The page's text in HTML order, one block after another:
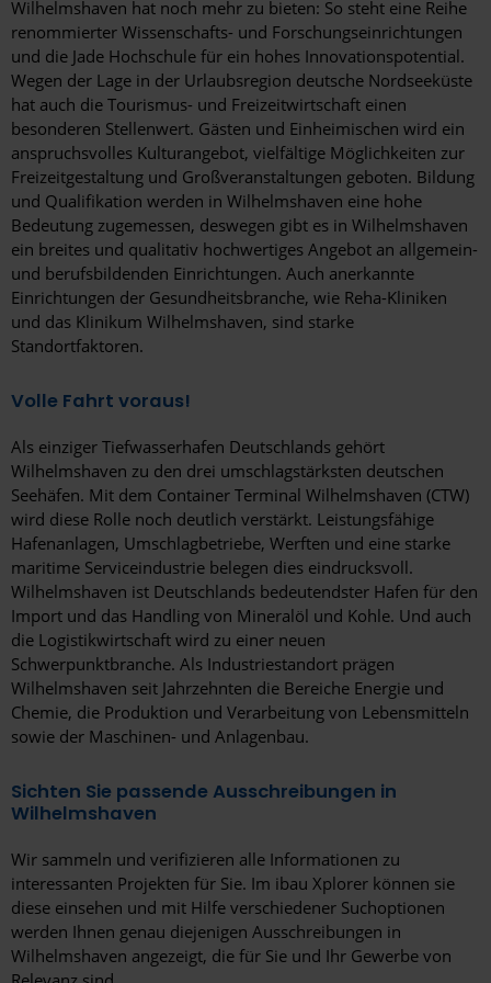
Wilhelmshaven hat noch mehr zu bieten: So steht eine Reihe
renommierter Wissenschafts- und Forschungseinrichtungen
und die Jade Hochschule für ein hohes Innovationspotential.
Wegen der Lage in der Urlaubsregion deutsche Nordseeküste
hat auch die Tourismus- und Freizeitwirtschaft einen
besonderen Stellenwert. Gästen und Einheimischen wird ein
anspruchsvolles Kulturangebot, vielfältige Möglichkeiten zur
Freizeitgestaltung und Großveranstaltungen geboten. Bildung
und Qualifikation werden in Wilhelmshaven eine hohe
Bedeutung zugemessen, deswegen gibt es in Wilhelmshaven
ein breites und qualitativ hochwertiges Angebot an allgemein-
und berufsbildenden Einrichtungen. Auch anerkannte
Einrichtungen der Gesundheitsbranche, wie Reha-Kliniken
und das Klinikum Wilhelmshaven, sind starke
Standortfaktoren.
Volle Fahrt voraus!
Als einziger Tiefwasserhafen Deutschlands gehört
Wilhelmshaven zu den drei umschlagstärksten deutschen
Seehäfen. Mit dem Container Terminal Wilhelmshaven (CTW)
wird diese Rolle noch deutlich verstärkt. Leistungsfähige
Hafenanlagen, Umschlagbetriebe, Werften und eine starke
maritime Serviceindustrie belegen dies eindrucksvoll.
Wilhelmshaven ist Deutschlands bedeutendster Hafen für den
Import und das Handling von Mineralöl und Kohle. Und auch
die Logistikwirtschaft wird zu einer neuen
Schwerpunktbranche. Als Industriestandort prägen
Wilhelmshaven seit Jahrzehnten die Bereiche Energie und
Chemie, die Produktion und Verarbeitung von Lebensmitteln
sowie der Maschinen- und Anlagenbau.
Sichten Sie passende Ausschreibungen in
Wilhelmshaven
Wir sammeln und verifizieren alle Informationen zu
interessanten Projekten für Sie. Im ibau Xplorer können sie
diese einsehen und mit Hilfe verschiedener Suchoptionen
werden Ihnen genau diejenigen Ausschreibungen in
Wilhelmshaven angezeigt, die für Sie und Ihr Gewerbe von